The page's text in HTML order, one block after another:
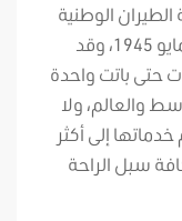
الوطنية
السعودية، يرجع تاريخ تأسيسها إلى مايو 1945، وقد
حتى باتت واحدة
والعالم، ولا
إلى أكثر
كافة سبل الراحة